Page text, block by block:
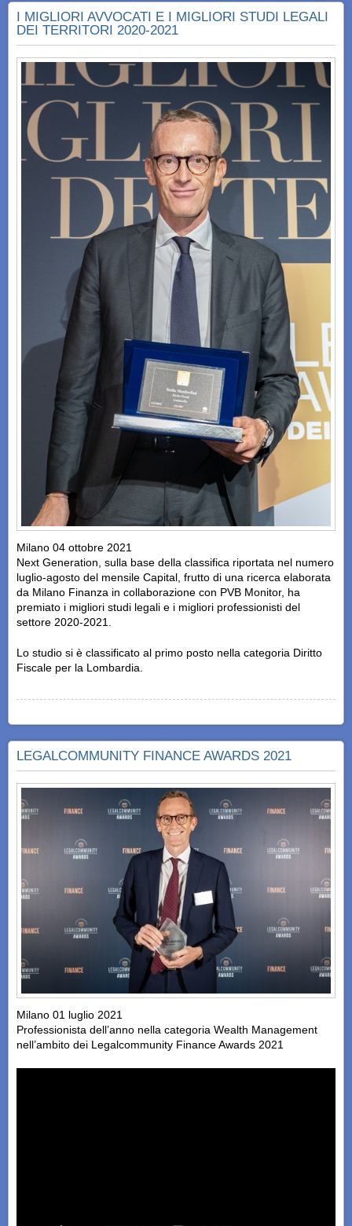
I MIGLIORI AVVOCATI E I MIGLIORI STUDI LEGALI
DEI TERRITORI 2020-2021
Milano 04 ottobre 2021
Next Generation, sulla base della classifica riportata nel numero
luglio-agosto del mensile Capital, frutto di una ricerca elaborata
da Milano Finanza in collaborazione con PVB Monitor, ha
premiato i migliori studi legali e i migliori professionisti del
settore 2020-2021.
Lo studio si è classificato al primo posto nella categoria Diritto
Fiscale per la Lombardia.
LEGALCOMMUNITY FINANCE AWARDS 2021
Milano 01 luglio 2021
Professionista dell’anno nella categoria Wealth Management
nell’ambito dei Legalcommunity Finance Awards 2021